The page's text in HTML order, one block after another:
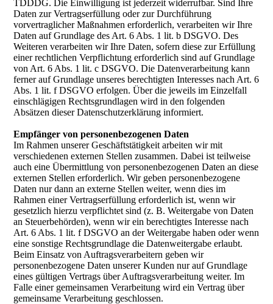
TDDDG. Die Einwilligung ist jederzeit widerrufbar. Sind Ihre
Daten zur Vertragserfüllung oder zur Durchführung
vorvertraglicher Maßnahmen erforderlich, verarbeiten wir Ihre
Daten auf Grundlage des Art. 6 Abs. 1 lit. b DSGVO. Des
Weiteren verarbeiten wir Ihre Daten, sofern diese zur Erfüllung
einer rechtlichen Verpflichtung erforderlich sind auf Grundlage
von Art. 6 Abs. 1 lit. c DSGVO. Die Datenverarbeitung kann
ferner auf Grundlage unseres berechtigten Interesses nach Art. 6
Abs. 1 lit. f DSGVO erfolgen. Über die jeweils im Einzelfall
einschlägigen Rechtsgrundlagen wird in den folgenden
Absätzen dieser Datenschutzerklärung informiert.
Empfänger von personenbezogenen Daten
Im Rahmen unserer Geschäftstätigkeit arbeiten wir mit
verschiedenen externen Stellen zusammen. Dabei ist teilweise
auch eine Übermittlung von personenbezogenen Daten an diese
externen Stellen erforderlich. Wir geben personenbezogene
Daten nur dann an externe Stellen weiter, wenn dies im
Rahmen einer Vertragserfüllung erforderlich ist, wenn wir
gesetzlich hierzu verpflichtet sind (z. B. Weitergabe von Daten
an Steuerbehörden), wenn wir ein berechtigtes Interesse nach
Art. 6 Abs. 1 lit. f DSGVO an der Weitergabe haben oder wenn
eine sonstige Rechtsgrundlage die Datenweitergabe erlaubt.
Beim Einsatz von Auftragsverarbeitern geben wir
personenbezogene Daten unserer Kunden nur auf Grundlage
eines gültigen Vertrags über Auftragsverarbeitung weiter. Im
Falle einer gemeinsamen Verarbeitung wird ein Vertrag über
gemeinsame Verarbeitung geschlossen.